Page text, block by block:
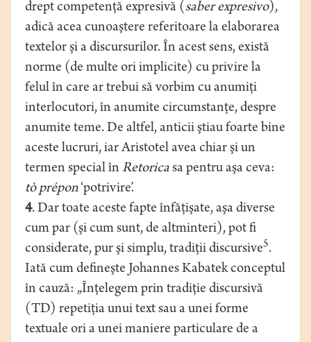
drept competenţă expresivă (saber expresivo),
adică acea cunoaştere referitoare la elaborarea
textelor şi a discursurilor. În acest sens, există
norme (de multe ori implicite) cu privire la
felul în care ar trebui să vorbim cu anumiţi
interlocutori, în anumite circumstanţe, despre
anumite teme. De altfel, anticii ştiau foarte bine
aceste lucruri, iar Aristotel avea chiar şi un
termen special în Retoricasa pentru aşa ceva:
tò prépon‘potrivire’.
4. Dar toate aceste fapte înfăţişate, aşa diverse
cum par (şi cum sunt, de altminteri), pot fi
considerate, pur şi simplu, tradiţii discursive5.
Iată cum defineşte Johannes Kabatek conceptul
în cauză: „Înţelegem prin tradiţie discursivă
(TD) repetiţia unui text sau a unei forme
textuale ori a unei maniere particulare de a